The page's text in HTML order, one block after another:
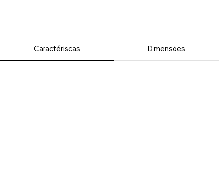
Caractériscas Dimensões